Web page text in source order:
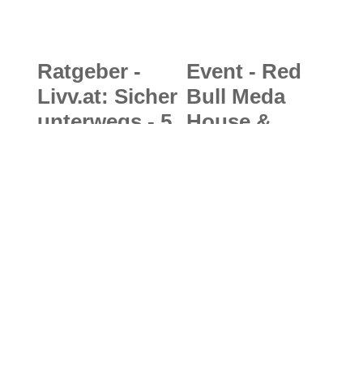
Ratgeber -
Livv.at: Sicher
unterwegs - 5
Event - Red
Bull Meda
House &